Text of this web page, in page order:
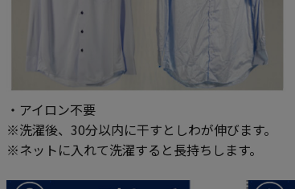
・アイロン不要
※洗濯後、30分以内に干すとしわが伸びます。
※ネットに入れて洗濯すると長持ちします。